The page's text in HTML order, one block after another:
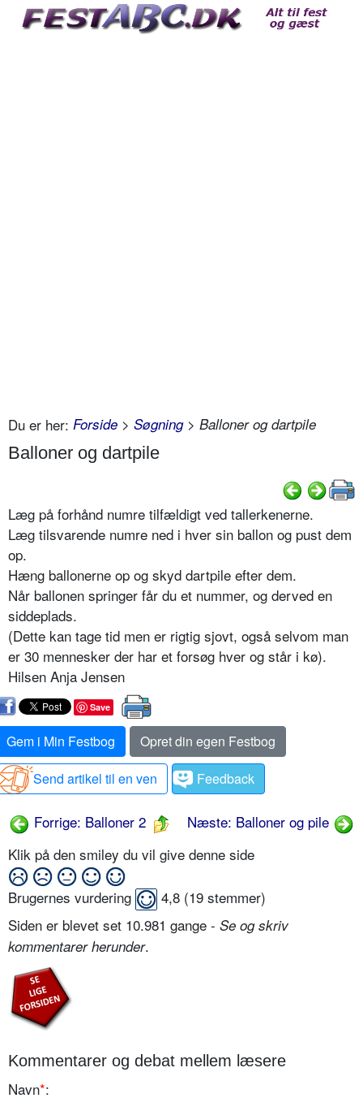
Du er her: Forside > Søgning> Balloner og dartpile
Balloner og dartpile
Læg på forhånd numre tilfældigt ved tallerkenerne.
Læg tilsvarende numre ned i hver sin ballon og pust dem
op.
Hæng ballonerne op og skyd dartpile efter dem.
Når ballonen springer får du et nummer, og derved en
siddeplads.
(Dette kan tage tid men er rigtig sjovt, også selvom man
er 30 mennesker der har et forsøg hver og står i kø).
Hilsen Anja Jensen
Save
Gem i Min Festbog
Opret din egen Festbog
Send artikel til en ven
Feedback
Forrige: Balloner 2
Næste: Balloner og pile
Klik på den smiley du vil give denne side
Brugernes vurdering 4,8 (19 stemmer)
Siden er blevet set 10.981 gange - Se og skriv
kommentarer herunder.
Kommentarer og debat mellem læsere
Navn*: